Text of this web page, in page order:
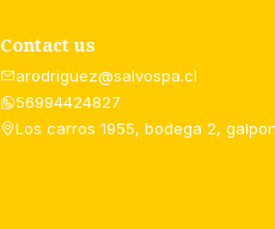
Contact us
arodriguez@salvospa.cl
56994424827
Los carros 1955, bodega 2,